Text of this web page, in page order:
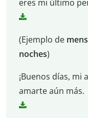
eres mi último
(Ejemplo de
noches)
¡Buenos días, mi
amarte aún más.